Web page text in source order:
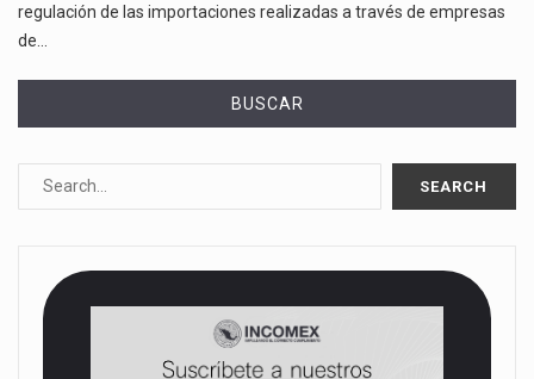
regulación de las importaciones realizadas a través de empresas
de…
BUSCAR